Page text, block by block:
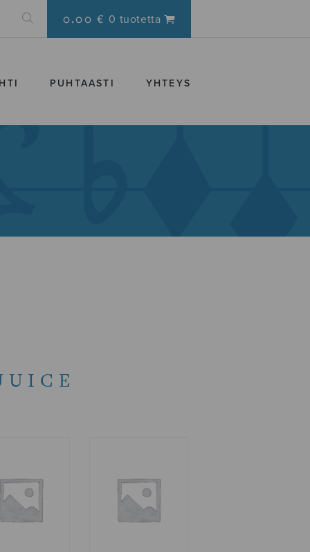
0.00 € 0 tuotetta
PUHTAASTI YHTEYS